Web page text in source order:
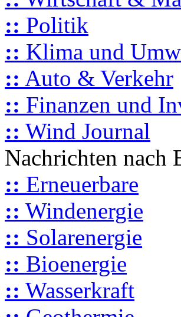
:: Politik
:: Klima und
:: Auto & Verkehr
:: Finanzen und
:: Wind Journal
Nachrichten nach
:: Erneuerbare
:: Windenergie
:: Solarenergie
:: Bioenergie
:: Wasserkraft